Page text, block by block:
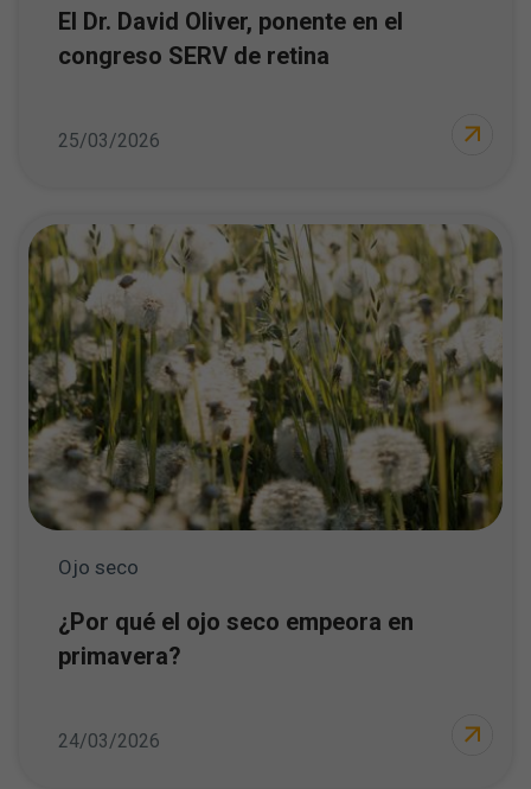
El Dr. David Oliver, ponente en el
congreso SERV de retina
25/03/2026
Ojo seco
¿Por qué el ojo seco empeora en
primavera?
24/03/2026